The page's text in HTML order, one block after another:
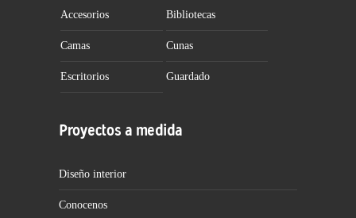
Accesorios Bibliotecas
Camas Cunas
Escritorios Guardado
Proyectos a medida
Diseño interior
Conocenos